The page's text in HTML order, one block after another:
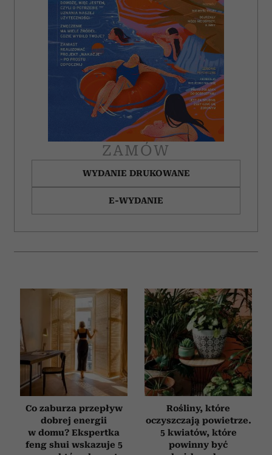
ZAMÓW
WYDANIE DRUKOWANE
E-WYDANIE
Co zaburza przepływ
dobrej energii
w domu? Ekspertka
feng shui wskazuje 5
Rośliny, które
oczyszczają powietrze.
5 kwiatów, które
powinny być